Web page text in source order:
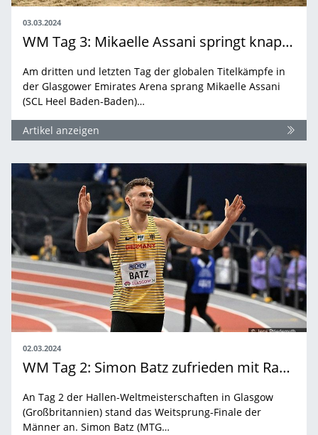
03.03.2024
WM Tag 3: Mikaelle Assani springt knapp an Bronze vorbei
Am dritten und letzten Tag der globalen Titelkämpfe in
der Glasgower Emirates Arena sprang Mikaelle Assani
(SCL Heel Baden-Baden)…
Artikel anzeigen
02.03.2024
WM Tag 2: Simon Batz zufrieden mit Rang 4
An Tag 2 der Hallen-Weltmeisterschaften in Glasgow
(Großbritannien) stand das Weitsprung-Finale der
Männer an. Simon Batz (MTG…